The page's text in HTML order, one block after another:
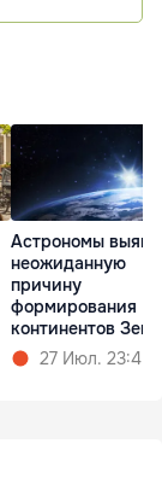
Астрономы
неожиданную
причину
формирования
континентов
27 Июл. 23:45